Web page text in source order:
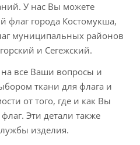
У нас Вы можете
флаг города Костомукша,
муниципальных районов
и Сегежский.
все Ваши вопросы и
ткани для флага и
от того, где и как Вы
Эти детали также
изделия.